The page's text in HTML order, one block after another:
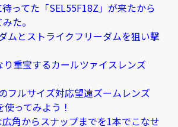
ってた「SEL55F18Z」が来たから
た。
ムとストライクフリーダムを狙い撃
り重宝するカールツァイスレンズ
フルサイズ対応望遠ズームレンズ
使ってみよう！
広角からスナップまでを1本でこなせ